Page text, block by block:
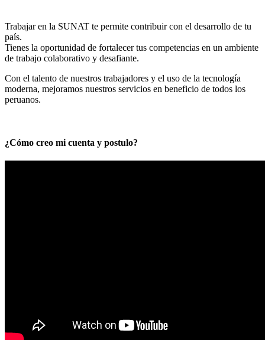
Trabajar en la SUNAT te permite contribuir con el desarrollo de tu
país.
Tienes la oportunidad de fortalecer tus competencias en un ambiente
de trabajo colaborativo y desafiante.
Con el talento de nuestros trabajadores y el uso de la tecnología
moderna, mejoramos nuestros servicios en beneficio de todos los
peruanos.
¿Cómo creo mi cuenta y postulo?